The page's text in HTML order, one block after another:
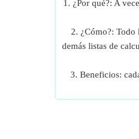
1. ¿Por qué?: A
2. ¿Cómo?: Todo
demás listas de
3. Beneficios: